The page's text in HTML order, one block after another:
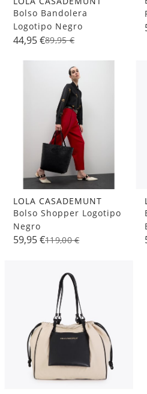
Bolso Bandolera
Logotipo Negro
44,95 €89,95 €
LOLA CASADEMUNT
Bolso Shopper Logotipo
Negro
59,95 €119,00 €